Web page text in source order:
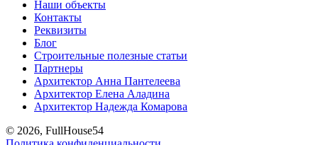
Наши объекты
Контакты
Реквизиты
Блог
Строительные полезные статьи
Партнеры
Архитектор Анна Пантелеева
Архитектор Елена Аладина
Архитектор Надежда Комарова
© 2026, FullHouse54